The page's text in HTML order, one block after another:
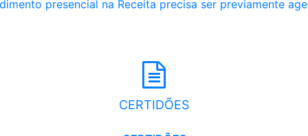
presencial na Receita precisa ser previamente
CERTIDÕES